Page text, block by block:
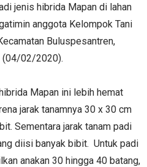
jenis hibrida Mapan di lahan
anggota Kelompok Tani
Buluspesantren,
(04/02/2020).
Mapan ini lebih hemat
jarak tanamnya 30 x 30 cm
Sementara jarak tanam padi
diisi banyak bibit. Untuk padi
anakan 30 hingga 40 batang,